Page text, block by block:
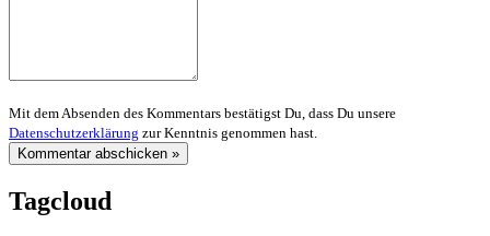
Mit dem Absenden des Kommentars bestätigst Du, dass Du unsere
Datenschutzerklärung zur Kenntnis genommen hast.
Tagcloud